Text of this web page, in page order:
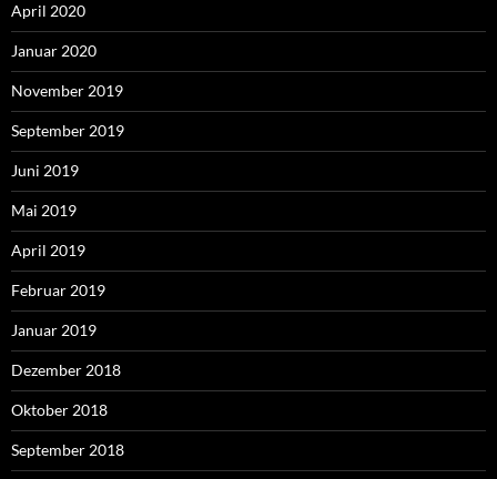
April 2020
Januar 2020
November 2019
September 2019
Juni 2019
Mai 2019
April 2019
Februar 2019
Januar 2019
Dezember 2018
Oktober 2018
September 2018